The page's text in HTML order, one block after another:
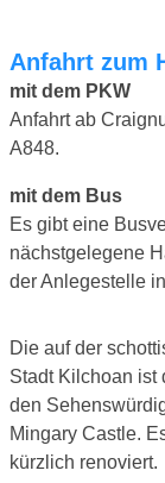
Anfahrt
mit dem PKW
Anfahrt ab
A848.
mit dem Bus
Es gibt eine
nächstgelegene
der Anlegestelle
Die auf der
Stadt Kilchoan ist
den
Mingary Castle.
kürzlich renoviert.